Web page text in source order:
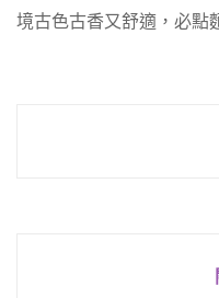
境古色古香又舒適，必點